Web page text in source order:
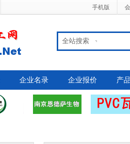
手机版
全站搜索
企业名录 企业报价 产